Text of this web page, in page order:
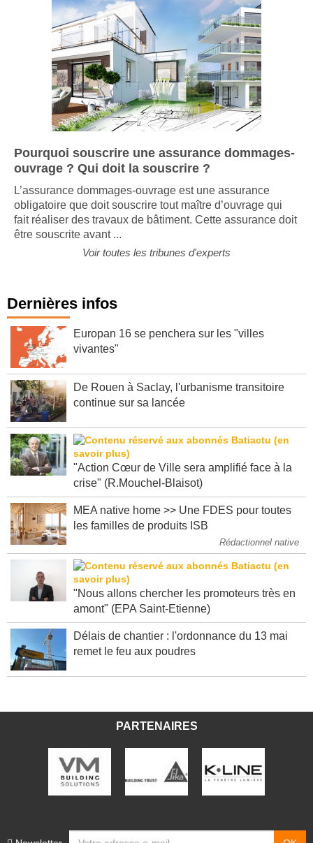
Pourquoi souscrire une assurance dommages-
ouvrage ? Qui doit la souscrire ?
L’assurance dommages-ouvrage est une assurance
obligatoire que doit souscrire tout maître d’ouvrage qui
fait réaliser des travaux de bâtiment. Cette assurance doit
être souscrite avant ...
Voir toutes les tribunes d'experts
Dernières infos
Europan 16 se penchera sur les "villes
vivantes"
De Rouen à Saclay, l'urbanisme transitoire
continue sur sa lancée
"Action Cœur de Ville sera amplifié face à la
crise" (R.Mouchel-Blaisot)
MEA native home >> Une FDES pour toutes
les familles de produits ISB
Rédactionnel native
"Nous allons chercher les promoteurs très en
amont" (EPA Saint-Etienne)
Délais de chantier : l'ordonnance du 13 mai
remet le feu aux poudres
PARTENAIRES